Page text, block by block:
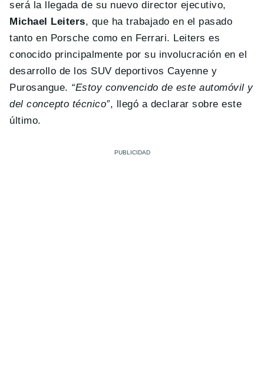
será la llegada de su nuevo director ejecutivo,
Michael Leiters, que ha trabajado en el pasado
tanto en Porsche como en Ferrari. Leiters es
conocido principalmente por su involucración en el
desarrollo de los SUV deportivos Cayenne y
Purosangue. “Estoy convencido de este automóvil y
del concepto técnico”, llegó a declarar sobre este
último.